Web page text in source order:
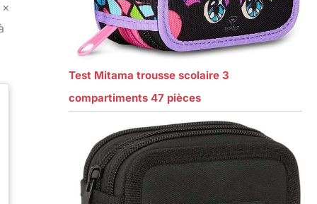
x
Test Mitama trousse scolaire 3
compartiments 47 pièces